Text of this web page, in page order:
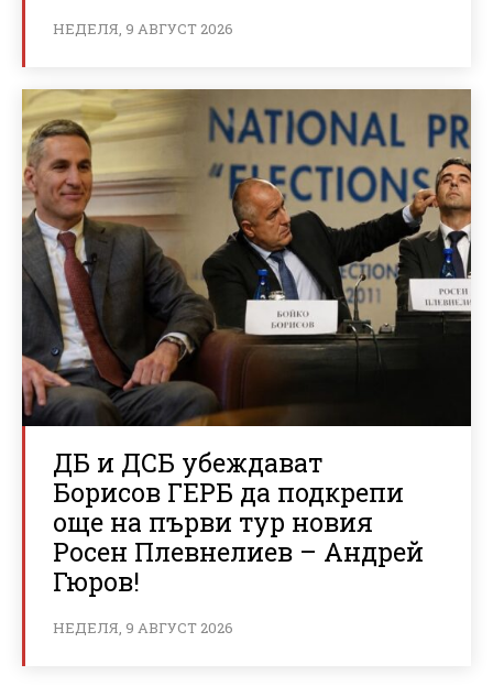
НЕДЕЛЯ, 9 АВГУСТ 2026
ДБ и ДСБ убеждават
Борисов ГЕРБ да подкрепи
още на първи тур новия
Росен Плевнелиев – Андрей
Гюров!
НЕДЕЛЯ, 9 АВГУСТ 2026